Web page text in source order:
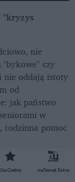
Dla Ciebie naTemat Extra
"kryzys
nie
czy
nie oddają istoty
od
jak państwo
w
pomoc